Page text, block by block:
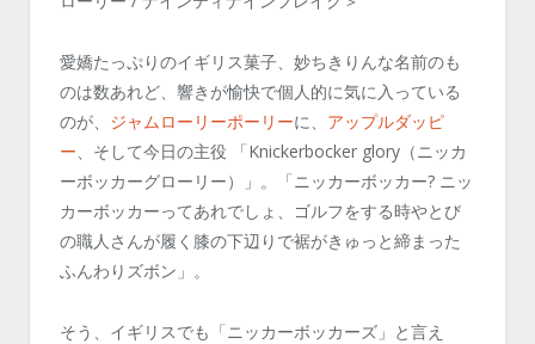
愛嬌たっぷりのイギリス菓子、妙ちきりんな名前のも
のは数あれど、響きが愉快で個人的に気に入っている
のが、 ジャムローリーポーリーに、 アップルダッピ
ー 、そして今日の主役 「Knickerbocker glory（ニッカ
ーボッカーグローリー）」。「ニッカーボッカー? ニッ
カーボッカーってあれでしょ、ゴルフをする時やとび
の職人さんが履く膝の下辺りで裾がきゅっと締まった
ふんわりズボン」。
そう、イギリスでも「ニッカーボッカーズ」と言え